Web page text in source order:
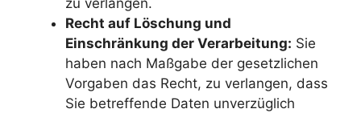
Recht auf Löschung und
Einschränkung der Verarbeitung: Sie
haben nach Maßgabe der gesetzlichen
Vorgaben das Recht, zu verlangen, dass
Sie betreffende Daten unverzüglich